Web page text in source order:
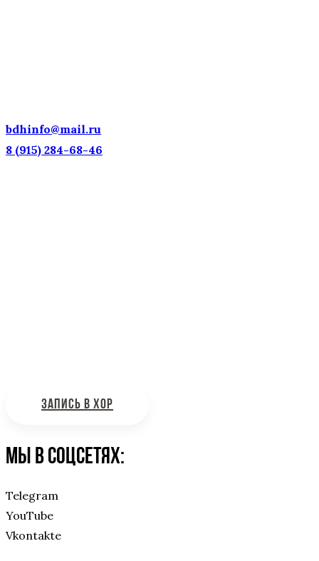
bdhinfo@mail.ru
8 (915) 284-68-46
ЗАПИСЬ В ХОР
Мы в соцсетях:
Telegram
YouTube
Vkontakte